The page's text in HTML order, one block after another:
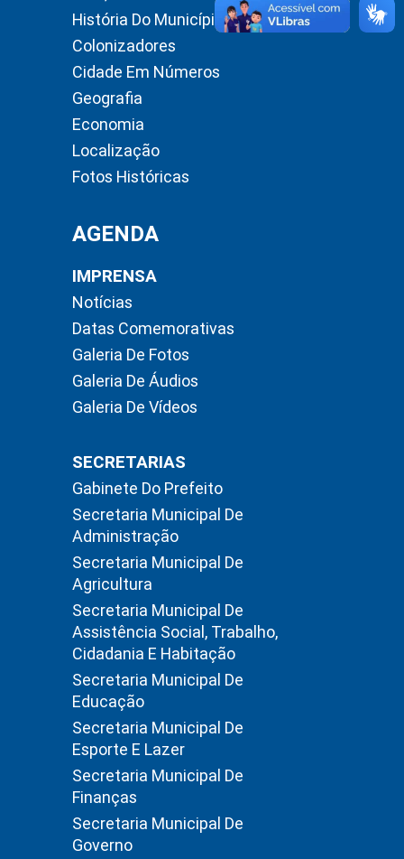
História Do Município
Colonizadores
Cidade Em Números
Geografia
Economia
Localização
Fotos Históricas
AGENDA
IMPRENSA
Notícias
Datas Comemorativas
Galeria De Fotos
Galeria De Áudios
Galeria De Vídeos
SECRETARIAS
Gabinete Do Prefeito
Secretaria Municipal De
Administração
Secretaria Municipal De
Agricultura
Secretaria Municipal De
Assistência Social, Trabalho,
Cidadania E Habitação
Secretaria Municipal De
Educação
Secretaria Municipal De
Esporte E Lazer
Secretaria Municipal De
Finanças
Secretaria Municipal De
Governo